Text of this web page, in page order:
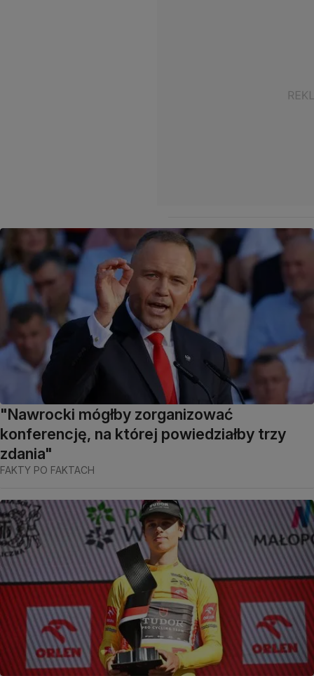
"Nawrocki mógłby zorganizować
konferencję, na której powiedziałby trzy
zdania"
FAKTY PO FAKTACH